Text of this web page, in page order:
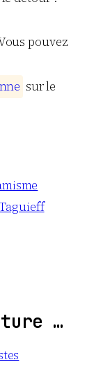
pouvez
ne sur le
…